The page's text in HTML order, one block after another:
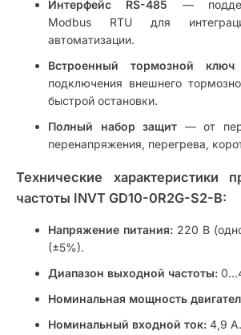
Интерфейс RS-485 —
Modbus RTU для
автоматизации.
Встроенный тормозной ключ
подключения внешнего
быстрой остановки.
Полный набор защит — от
перенапряжения, перегрева,
Технические характеристики
частоты INVT GD10-0R2G-S2-B:
Напряжение питания: 220 В
(±5%).
Диапазон выходной частоты:
Номинальная мощность
Номинальный входной ток: 4,9 А.